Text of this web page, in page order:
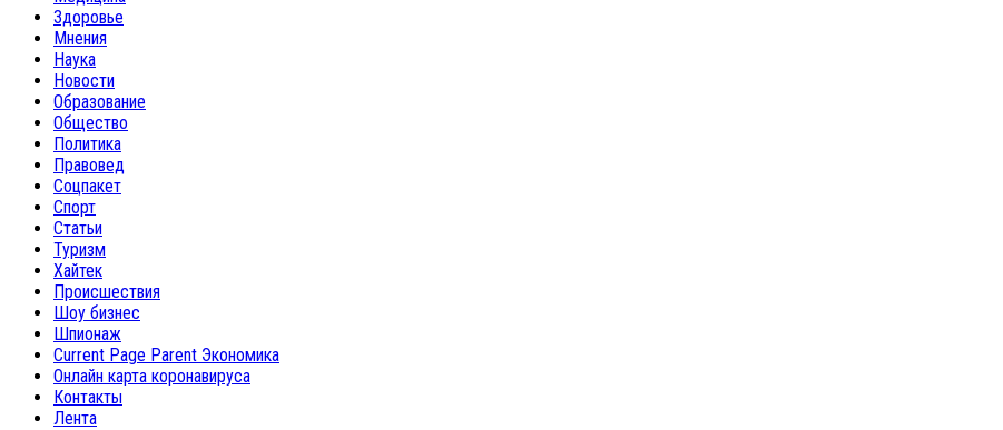
Здоровье
Мнения
Наука
Новости
Образование
Общество
Политика
Правовед
Соцпакет
Спорт
Статьи
Туризм
Хайтек
Происшествия
Шоу бизнес
Шпионаж
Current Page Parent Экономика
Онлайн карта коронавируса
Контакты
Лента